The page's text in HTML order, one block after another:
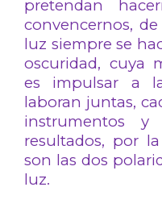
pretendan
convencernos,
luz siempre se
oscuridad, cuya
es impulsar a
laboran juntas,
instrumentos
resultados, por
son las dos
luz.